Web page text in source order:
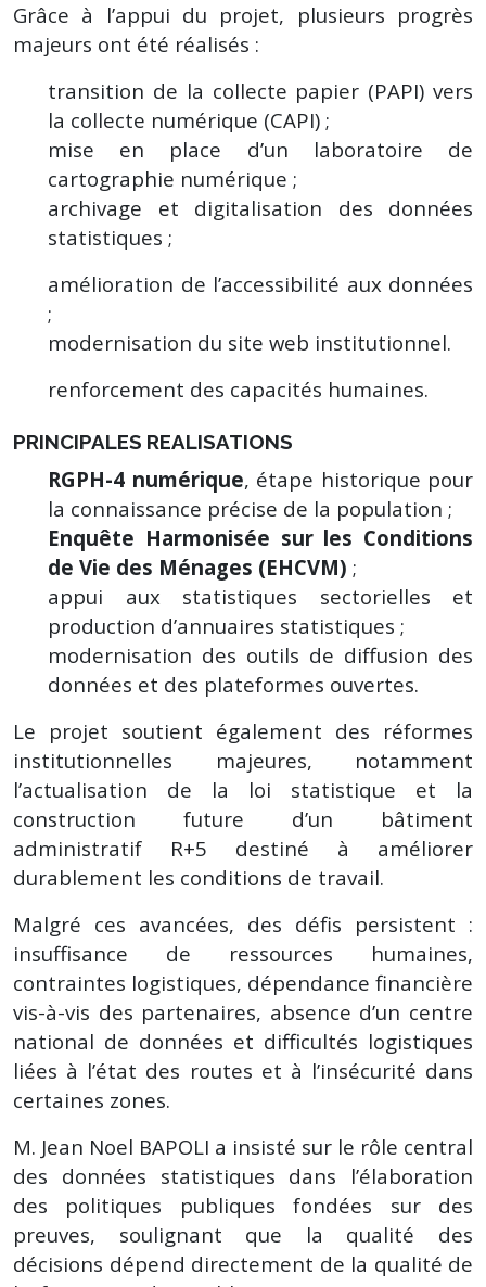
Grâce à l’appui du projet, plusieurs progrès
majeurs ont été réalisés :
transition de la collecte papier (PAPI) vers
la collecte numérique (CAPI) ;
mise en place d’un laboratoire de
cartographie numérique ;
archivage et digitalisation des données
statistiques ;
amélioration de l’accessibilité aux données
;
modernisation du site web institutionnel.
renforcement des capacités humaines.
PRINCIPALES REALISATIONS
RGPH-4 numérique, étape historique pour
la connaissance précise de la population ;
Enquête Harmonisée sur les Conditions
de Vie des Ménages (EHCVM) ;
appui aux statistiques sectorielles et
production d’annuaires statistiques ;
modernisation des outils de diffusion des
données et des plateformes ouvertes.
Le projet soutient également des réformes
institutionnelles majeures, notamment
l’actualisation de la loi statistique et la
construction future d’un bâtiment
administratif R+5 destiné à améliorer
durablement les conditions de travail.
Malgré ces avancées, des défis persistent :
insuffisance de ressources humaines,
contraintes logistiques, dépendance financière
vis-à-vis des partenaires, absence d’un centre
national de données et difficultés logistiques
liées à l’état des routes et à l’insécurité dans
certaines zones.
M. Jean Noel BAPOLI a insisté sur le rôle central
des données statistiques dans l’élaboration
des politiques publiques fondées sur des
preuves, soulignant que la qualité des
décisions dépend directement de la qualité de